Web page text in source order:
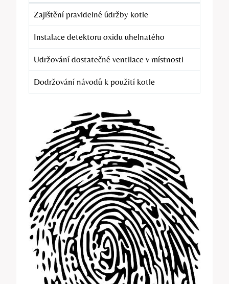
Zajištění pravidelné údržby kotle
Instalace detektoru oxidu uhelnatého
Udržování dostatečné ventilace v místnosti
Dodržování návodů k použití kotle